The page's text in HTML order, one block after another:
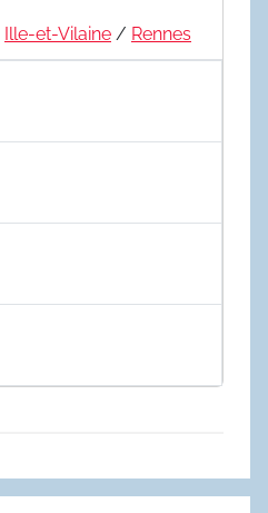
Ille-et-Vilaine / Rennes